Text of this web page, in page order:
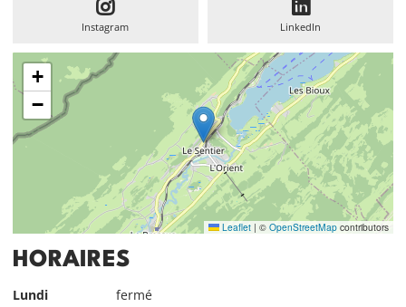
Instagram LinkedIn
+
−
Leaflet | ©OpenStreetMap contributors
HORAIRES
Lundi
fermé